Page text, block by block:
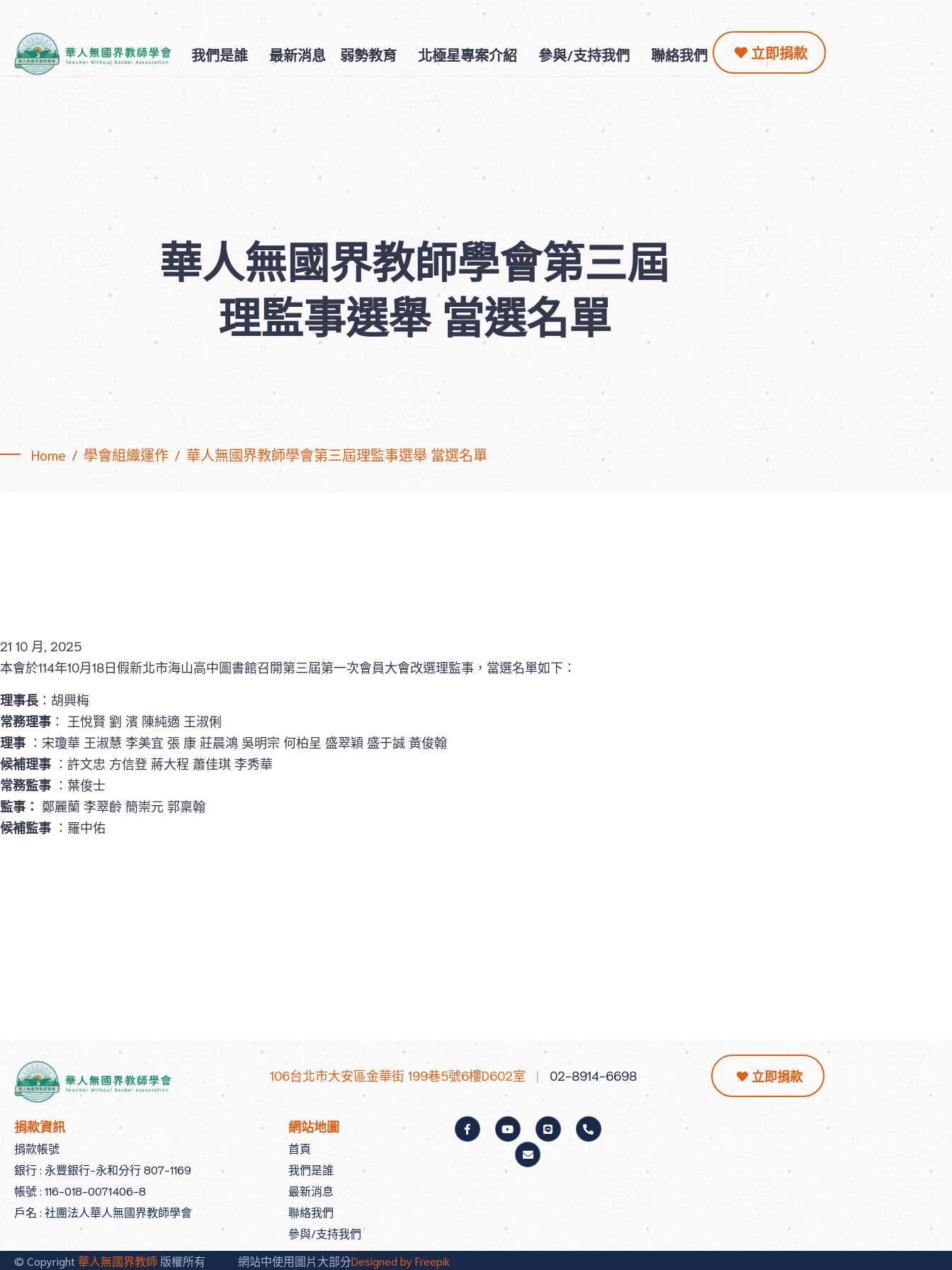
我們是誰 最新消息 弱勢教育 北極星專案介紹 參與/支持我們 聯絡我們 立即捐款
華人無國界教師學會第三屆
理監事選舉 當選名單
Home 學會組織運作 華人無國界教師學會第三屆理監事選舉 當選名單
21 10 月, 2025
本會於114年10月18日假新北市海山高中圖書館召開第三屆第一次會員大會改選理監事，當選名單如下：
理事長 ：胡興梅
常務理事 ： 王悅賢 劉 濱 陳純適 王淑俐
理事 ：宋瓊華 王淑慧 李美宜 張 康 莊晨鴻 吳明宗 何柏呈 盛翠穎 盛于誠 黃俊翰
候補理事 ：許文忠 方信登 蔣大程 蕭佳琪 李秀華
常務監事 ：葉俊士
監事： 鄭麗蘭 李翠齡 簡崇元 郭稟翰
候補監事 ：羅中佑
106台北市大安區金華街 199巷5號6樓D602室 | 02-8914-6698 立即捐款
捐款資訊
捐款帳號
銀行 : 永豐銀行-永和分行 807-1169
帳號 : 116-018-0071406-8
戶名 : 社團法人華人無國界教師學會
網站地圖
首頁
我們是誰
最新消息
聯絡我們
參與/支持我們
© Copyright 華人無國界教師 版權所有 網站中使用圖片大部分Designed by Freepik